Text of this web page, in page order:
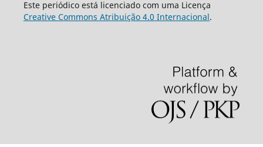
Este periódico está licenciado com uma Licença
Creative Commons Atribuição 4.0 Internacional.